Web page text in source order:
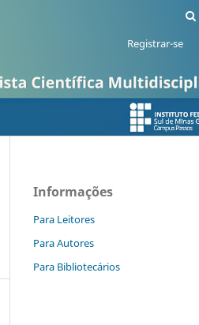
Registrar-se
Informações
Para Leitores
Para Autores
Para Bibliotecários